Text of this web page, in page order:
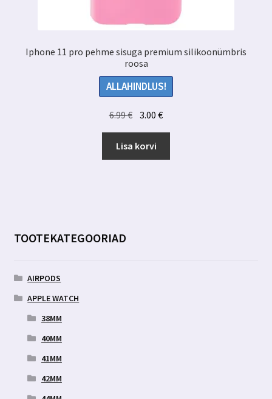
Iphone 11 pro pehme sisuga premium silikoonümbris
roosa
ALLAHINDLUS!
6.99€ Algne
oli:
6.99 €.
3.00€Praegune
3.00 €.
Lisa korvi
TOOTEKATEGOORIAD
AIRPODS
APPLE WATCH
38MM
40MM
41MM
42MM